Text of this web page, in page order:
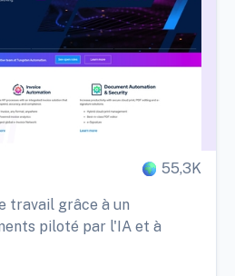
55,3K
travail grâce à un
piloté par l'IA et à